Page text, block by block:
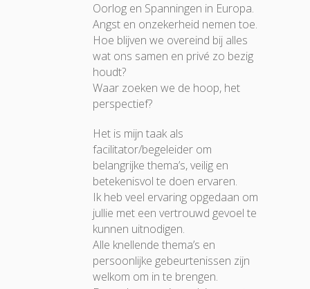
Oorlog en Spanningen in Europa.
Angst en onzekerheid nemen toe.
Hoe blijven we overeind bij alles
wat ons samen en privé zo bezig
houdt?
Waar zoeken we de hoop, het
perspectief?
Het is mijn taak als
facilitator/begeleider om
belangrijke thema’s, veilig en
betekenisvol te doen ervaren.
Ik heb veel ervaring opgedaan om
jullie met een vertrouwd gevoel te
kunnen uitnodigen.
Alle knellende thema’s en
persoonlijke gebeurtenissen zijn
welkom om in te brengen.